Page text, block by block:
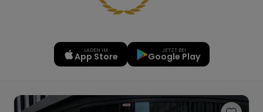
Porsche Lamborghini Ferrari
LADEN IM
App Store
JETZT BEI
Google Play